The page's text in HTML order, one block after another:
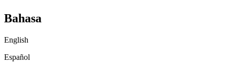
Bahasa
English
Español